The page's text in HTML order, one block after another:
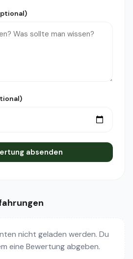
absenden
nicht geladen werden. Du
eine Bewertung abgeben.